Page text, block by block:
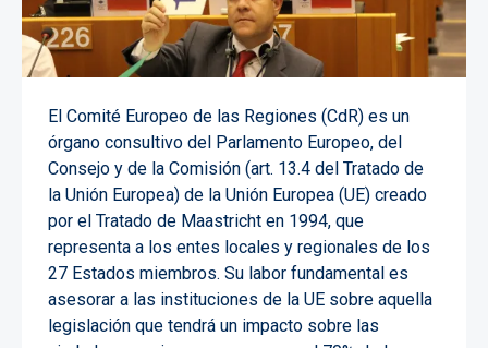
El Comité Europeo de las Regiones (CdR) es un
órgano consultivo del Parlamento Europeo, del
Consejo y de la Comisión (art. 13.4 del Tratado de
la Unión Europea) de la Unión Europea (UE) creado
por el Tratado de Maastricht en 1994, que
representa a los entes locales y regionales de los
27 Estados miembros. Su labor fundamental es
asesorar a las instituciones de la UE sobre aquella
legislación que tendrá un impacto sobre las